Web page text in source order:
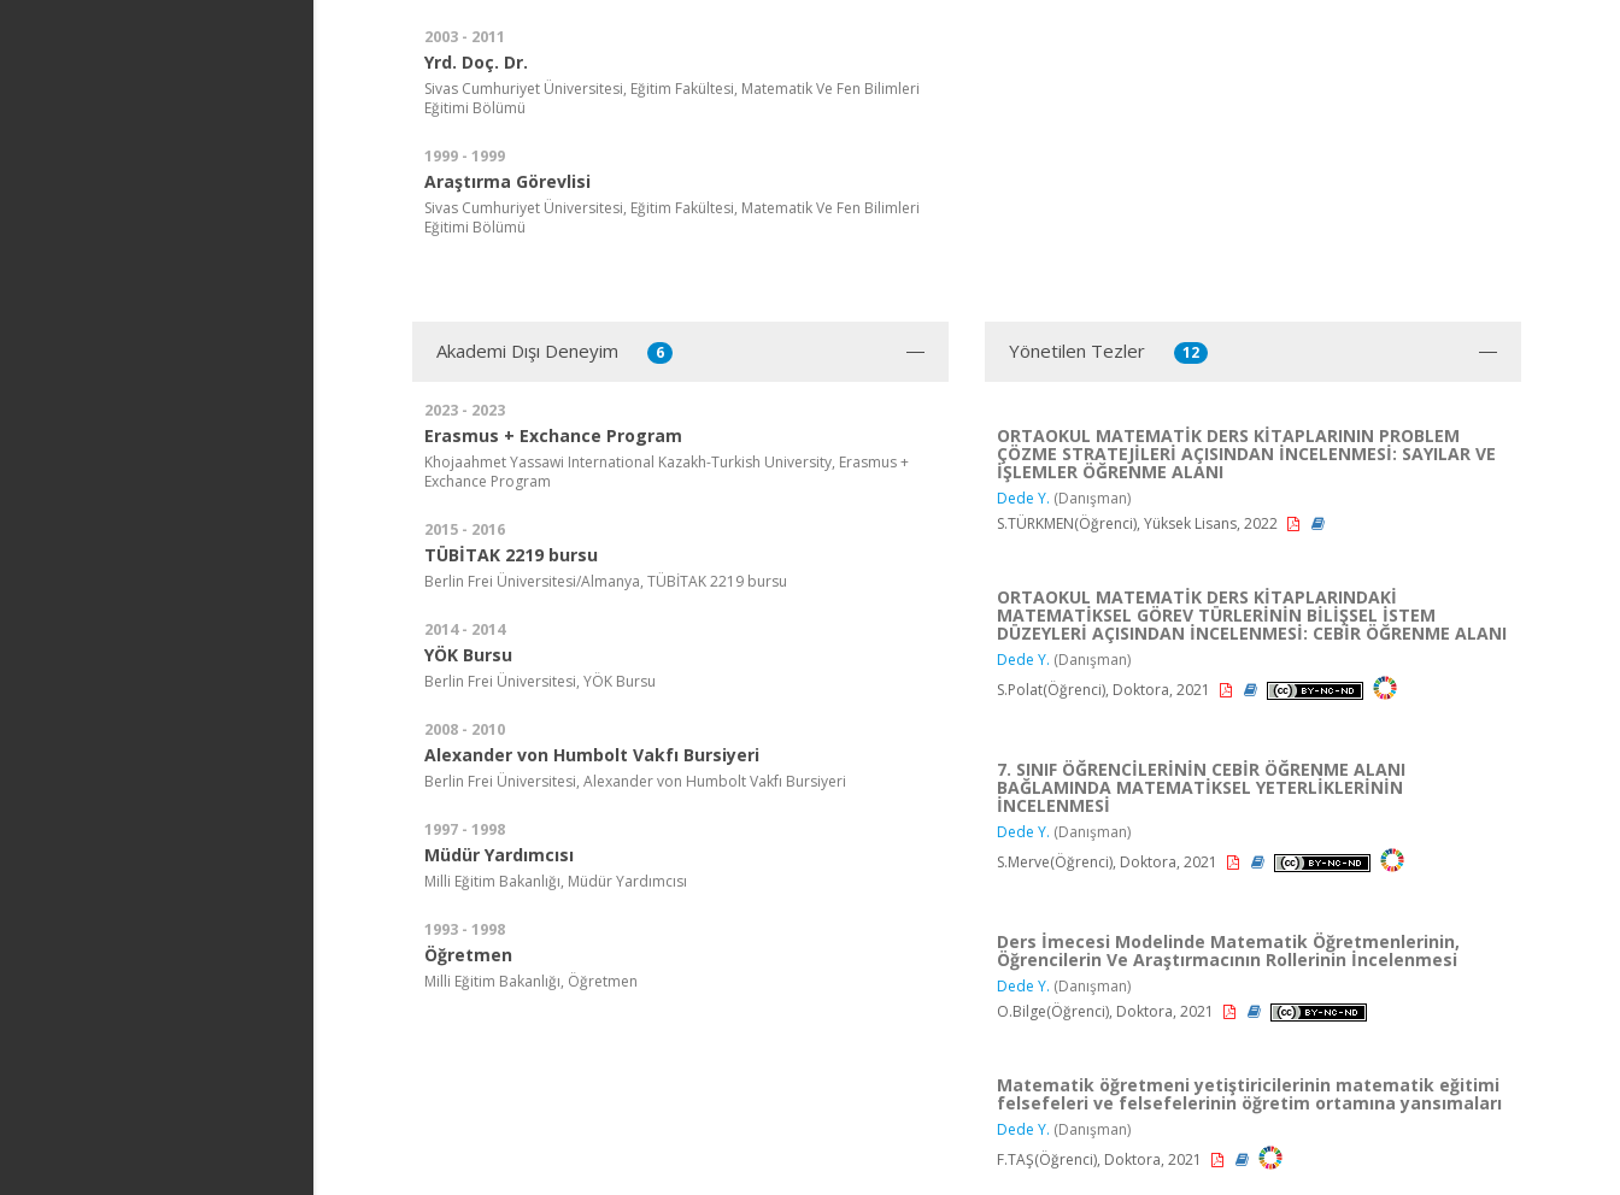
2003 - 2011
Yrd. Doç. Dr.
Sivas Cumhuriyet Üniversitesi, Eğitim Fakültesi, Matematik Ve Fen Bilimleri
Eğitimi Bölümü
1999 - 1999
Araştırma Görevlisi
Sivas Cumhuriyet Üniversitesi, Eğitim Fakültesi, Matematik Ve Fen Bilimleri
Eğitimi Bölümü
Akademi Dışı Deneyim 6
2023 - 2023
Erasmus + Exchance Program
Khojaahmet Yassawi International Kazakh-Turkish University, Erasmus +
Exchance Program
2015 - 2016
TÜBİTAK 2219 bursu
Berlin Frei Üniversitesi/Almanya, TÜBİTAK 2219 bursu
2014 - 2014
YÖK Bursu
Berlin Frei Üniversitesi, YÖK Bursu
2008 - 2010
Alexander von Humbolt Vakfı Bursiyeri
Berlin Frei Üniversitesi, Alexander von Humbolt Vakfı Bursiyeri
1997 - 1998
Müdür Yardımcısı
Milli Eğitim Bakanlığı, Müdür Yardımcısı
1993 - 1998
Öğretmen
Milli Eğitim Bakanlığı, Öğretmen
Yönetilen Tezler 12
ORTAOKUL MATEMATİK DERS KİTAPLARININ PROBLEM
ÇÖZME STRATEJİLERİ AÇISINDAN İNCELENMESİ: SAYILAR VE
İŞLEMLER ÖĞRENME ALANI
Dede Y. (Danışman)
S.TÜRKMEN(Öğrenci), Yüksek Lisans, 2022
ORTAOKUL MATEMATİK DERS KİTAPLARINDAKİ
MATEMATİKSEL GÖREV TÜRLERİNİN BİLİŞSEL İSTEM
DÜZEYLERİ AÇISINDAN İNCELENMESİ: CEBİR ÖĞRENME ALANI
Dede Y. (Danışman)
S.Polat(Öğrenci), Doktora, 2021
7. SINIF ÖĞRENCİLERİNİN CEBİR ÖĞRENME ALANI
BAĞLAMINDA MATEMATİKSEL YETERLİKLERİNİN
İNCELENMESİ
Dede Y. (Danışman)
S.Merve(Öğrenci), Doktora, 2021
Ders İmecesi Modelinde Matematik Öğretmenlerinin,
Öğrencilerin Ve Araştırmacının Rollerinin İncelenmesi
Dede Y. (Danışman)
O.Bilge(Öğrenci), Doktora, 2021
Matematik öğretmeni yetiştiricilerinin matematik eğitimi
felsefeleri ve felsefelerinin öğretim ortamına yansımaları
Dede Y. (Danışman)
F.TAŞ(Öğrenci), Doktora, 2021